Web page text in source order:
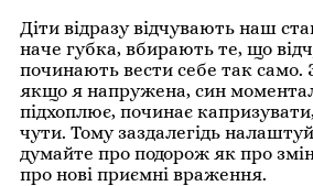
Діти відразу відчувають наш
наче губка, вбирають те, що
починають вести себе так само.
якщо я напружена, син
підхоплює, починає
чути. Тому заздалегідь
думайте про подорож як про
про нові приємні враження.